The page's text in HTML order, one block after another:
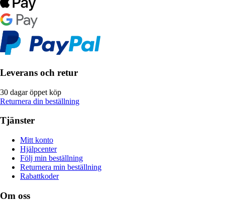
Leverans och retur
30 dagar öppet köp
Returnera din beställning
Tjänster
Mitt konto
Hjälpcenter
Följ min beställning
Returnera min beställning
Rabattkoder
Om oss